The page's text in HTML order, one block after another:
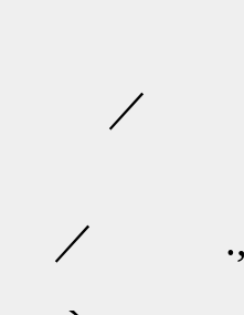
,ｲ
／ ,
／
l
／ .,
ﾚ